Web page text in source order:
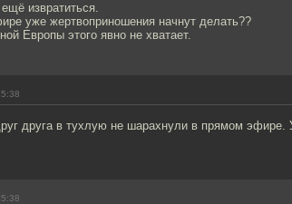
извратиться.
уже жертвоприношения начнут делать??
Европы этого явно не хватает.
друга в тухлую не шарахнули в прямом эфире.